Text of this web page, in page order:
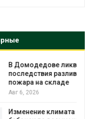
химикатов после
меняет ареалы